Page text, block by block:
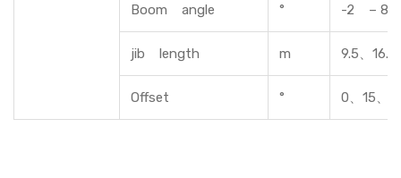
Boom angle ° -2 – 80
jib length m 9.5、16.0
Offset ° 0、15、